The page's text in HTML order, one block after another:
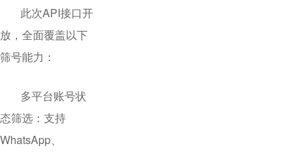
此次API接口开
放，全面覆盖以下
筛号能力：
多平台账号状
态筛选：支持
WhatsApp、